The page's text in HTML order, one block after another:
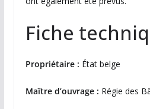
Fiche
Propriétaire : État belge
Maître d’ouvrage : Régie des